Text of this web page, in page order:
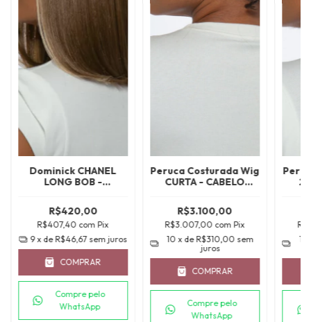
Dominick CHANEL
LONG BOB -
R$420,00
R$407,40 com Pix
9 x de R$46,67 sem juros
COMPRAR
Compre pelo
WhatsApp
Peruca Costurada Wig
CURTA - CABELO
CASTANHO ESCURO
CACHO ABERTO
NATURAL
R$3.100,00
R$3.007,00 com Pix
10 x de R$310,00 sem
juros
COMPRAR
Compre pelo
WhatsApp
10